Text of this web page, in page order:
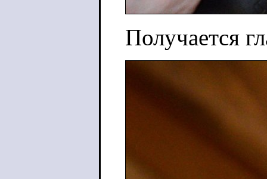
Получается